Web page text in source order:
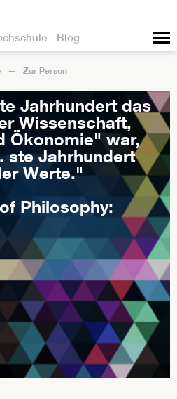
Blog
Zur Person
Jahrhundert das
Wissenschaft,
Ökonomie" war,
ste Jahrhundert
Werte."
Philosophy: